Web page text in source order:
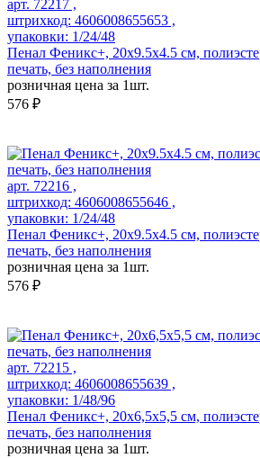
арт. 72217 ,
штрихкод: 4606008655653 ,
упаковки: 1/24/48
Пенал Феникс+, 20х9.5х4.5 см,
печать, без наполнения
розничная цена за 1шт.
576 ₽
арт. 72216 ,
штрихкод: 4606008655646 ,
упаковки: 1/24/48
Пенал Феникс+, 20х9.5х4.5 см,
печать, без наполнения
розничная цена за 1шт.
576 ₽
арт. 72215 ,
штрихкод: 4606008655639 ,
упаковки: 1/48/96
Пенал Феникс+, 20х6,5х5,5 см,
печать, без наполнения
розничная цена за 1шт.